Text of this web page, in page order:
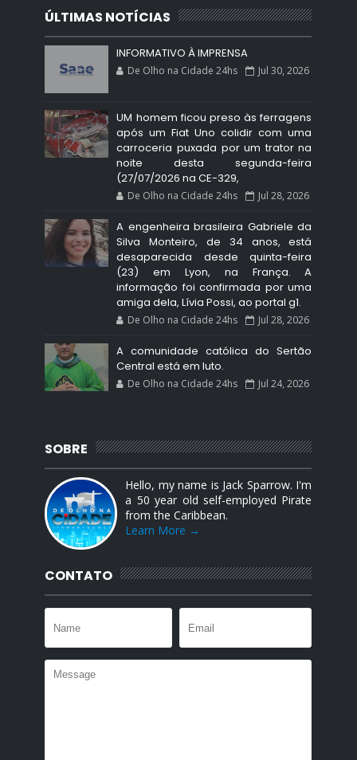
ÚLTIMAS NOTÍCIAS
INFORMATIVO À IMPRENSA
De Olho na Cidade 24hs Jul 30, 2026
UM homem ficou preso às ferragens
após um Fiat Uno colidir com uma
carroceria puxada por um trator na
noite desta segunda-feira
(27/07/2026 na CE-329,
De Olho na Cidade 24hs Jul 28, 2026
A engenheira brasileira Gabriele da
Silva Monteiro, de 34 anos, está
desaparecida desde quinta-feira
(23) em Lyon, na França. A
informação foi confirmada por uma
amiga dela, Lívia Possi, ao portal g1.
De Olho na Cidade 24hs Jul 28, 2026
A comunidade católica do Sertão
Central está em luto.
De Olho na Cidade 24hs Jul 24, 2026
SOBRE
Hello, my name is Jack Sparrow. I'm
a 50 year old self-employed Pirate
from the Caribbean.
Learn More →
CONTATO